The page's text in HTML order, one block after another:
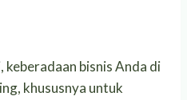
bisnis Anda di
khususnya untuk